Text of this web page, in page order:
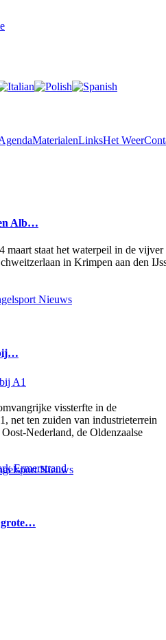
MaterialenLinksHet Weer
Alb…
maart staat het waterpeil in de vijver
in Krimpen aan den
Nieuws
vissterfte in de
net ten zuiden van industrieterrein
Nederland, de Oldenzaalse
Nieuws
grote…